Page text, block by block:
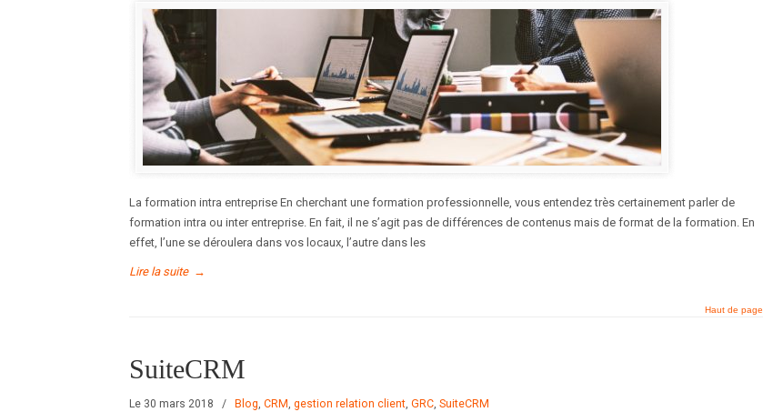
La formation intra entreprise En cherchant une formation professionnelle, vous entendez très certainement parler de
formation intra ou inter entreprise. En fait, il ne s’agit pas de différences de contenus mais de format de la formation. En
effet, l’une se déroulera dans vos locaux, l’autre dans les
Lire la suite →
Haut de page
SuiteCRM
Le 30 mars 2018 / Blog, CRM, gestion relation client, GRC, SuiteCRM